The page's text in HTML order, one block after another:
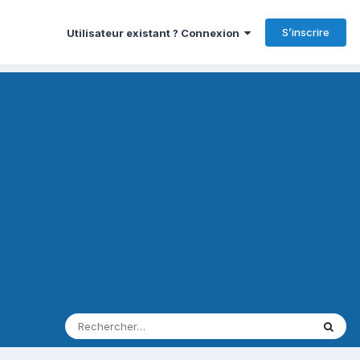
Utilisateur existant ? Connexion S’inscrire